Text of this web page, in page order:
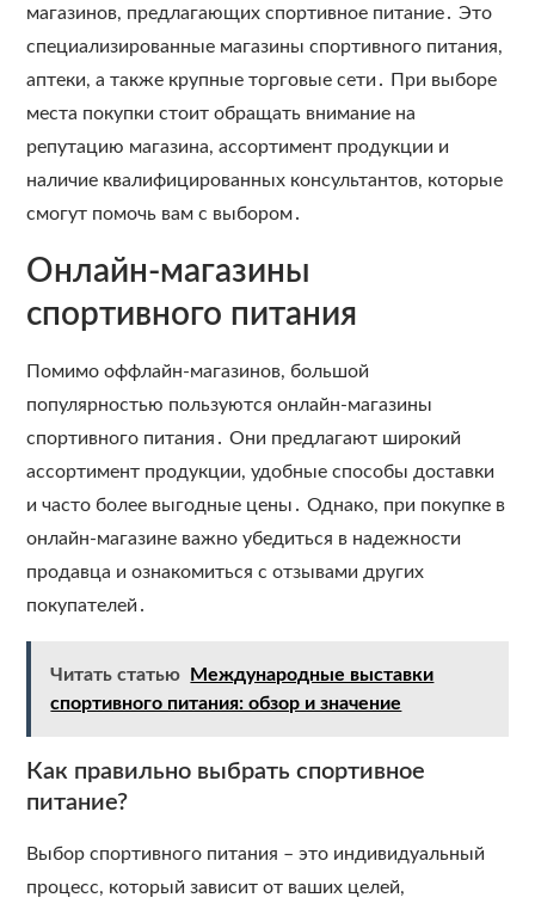
магазинов, предлагающих спортивное питание․ Это
специализированные магазины спортивного питания,
аптеки, а также крупные торговые сети․ При выборе
места покупки стоит обращать внимание на
репутацию магазина, ассортимент продукции и
наличие квалифицированных консультантов, которые
смогут помочь вам с выбором․
Онлайн-магазины
спортивного питания
Помимо оффлайн-магазинов, большой
популярностью пользуются онлайн-магазины
спортивного питания․ Они предлагают широкий
ассортимент продукции, удобные способы доставки
и часто более выгодные цены․ Однако, при покупке в
онлайн-магазине важно убедиться в надежности
продавца и ознакомиться с отзывами других
покупателей․
Читать статью
Международные выставки
спортивного питания: обзор и значение
Как правильно выбрать спортивное
питание?
Выбор спортивного питания – это индивидуальный
процесс, который зависит от ваших целей,